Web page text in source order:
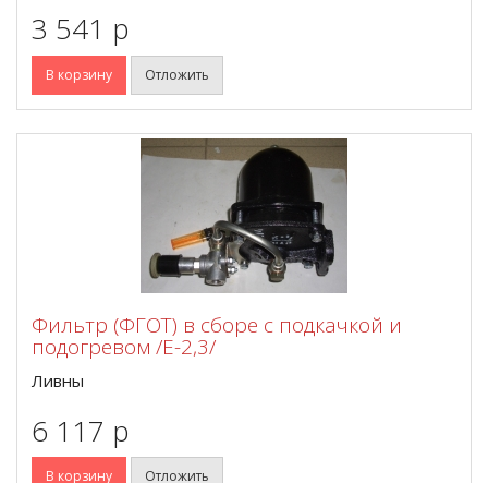
3 541 p
В корзину Отложить
Фильтр (ФГОТ) в сборе с подкачкой и
подогревом /Е-2,3/
Ливны
6 117 p
В корзину Отложить